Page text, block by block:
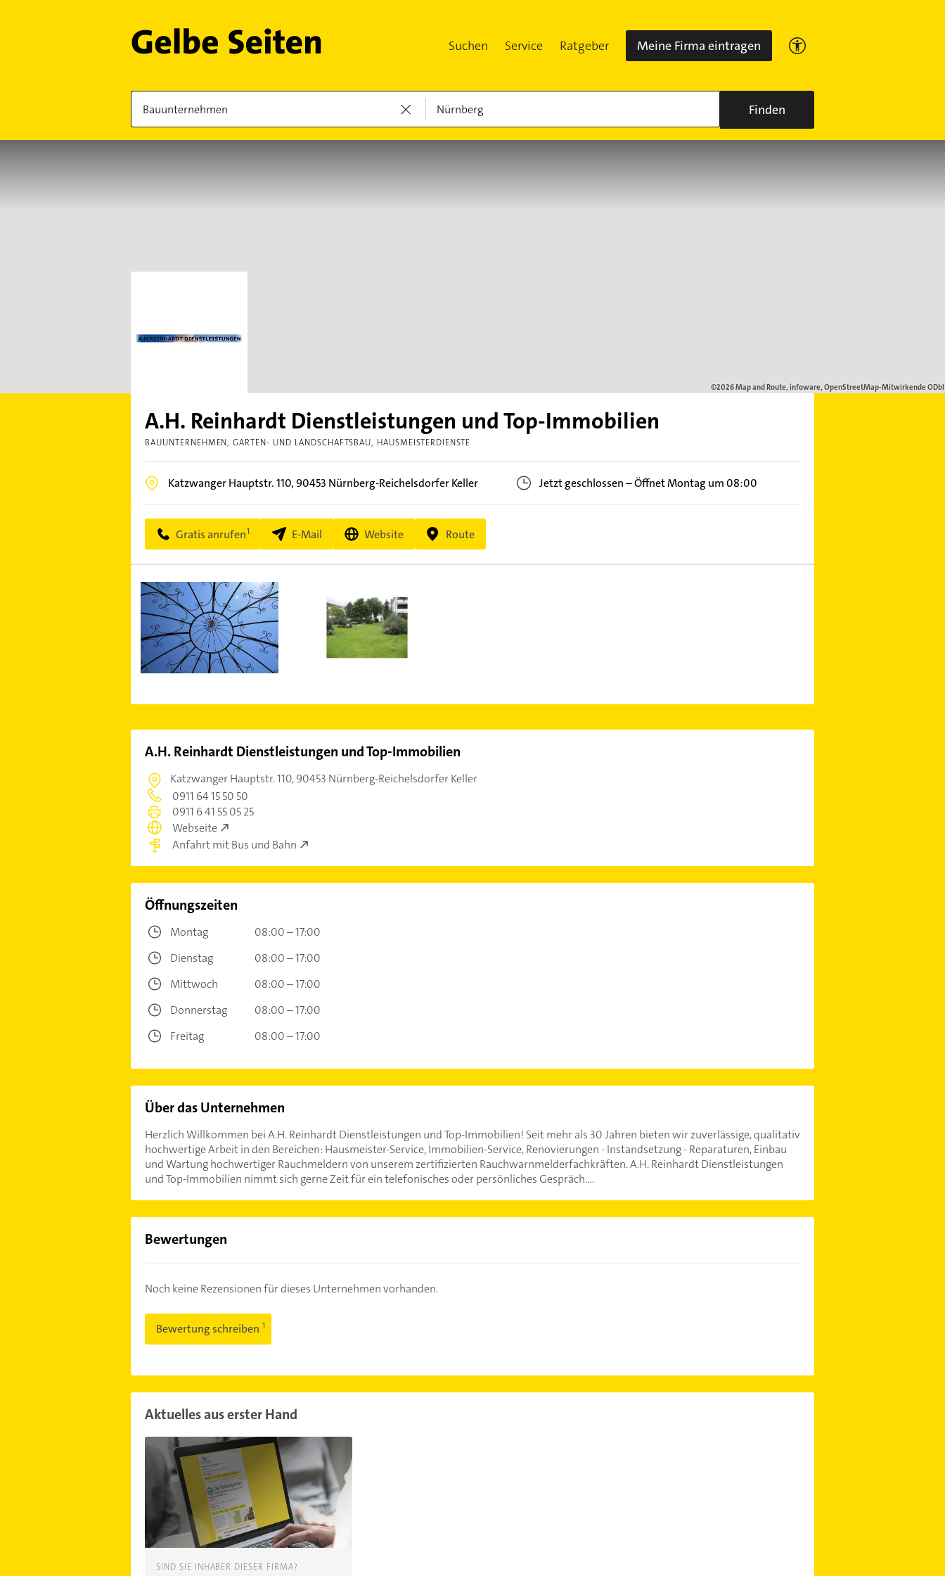
Suchen Service Ratgeber Meine Firma eintragen
Finden
A.H. Reinhardt Dienstleistungen und Top-Immobilien
BAUUNTERNEHMEN GARTEN- UND LANDSCHAFTSBAU HAUSMEISTERDIENSTE
Katzwanger Hauptstr. 110,90453 Nürnberg-Reichelsdorfer Keller Jetzt geschlossen–Öffnet Montag um 08:00
Gratis anrufen E-Mail Website Route
A.H. Reinhardt Dienstleistungen und Top-Immobilien
Katzwanger Hauptstr. 110,90453 Nürnberg-Reichelsdorfer Keller
0911 64 15 50 50
0911 6 41 55 05 25
Webseite
Anfahrt mit Bus und Bahn
Öffnungszeiten
Montag
08:00 – 17:00
Dienstag
08:00 – 17:00
Mittwoch
08:00 – 17:00
Donnerstag
08:00 – 17:00
Freitag
08:00 – 17:00
Über das Unternehmen
Herzlich Willkommen bei A.H. Reinhardt Dienstleistungen und Top-Immobilien! Seit mehr als 30 Jahren bieten wir zuverlässige, qualitativ
hochwertige Arbeit in den Bereichen: Hausmeister-Service, Immobilien-Service, Renovierungen - Instandsetzung - Reparaturen, Einbau
und Wartung hochwertiger Rauchmeldern von unserem zertifizierten Rauchwarnmelderfachkräften. A.H. Reinhardt Dienstleistungen
und Top-Immobilien nimmt sich gerne Zeit für ein telefonisches oder persönliches Gespräch....
Bewertungen
Noch keine Rezensionen für dieses Unternehmen vorhanden.
Bewertung schreiben
Aktuelles aus erster Hand
SIND SIE INHABER DIESER FIRMA?